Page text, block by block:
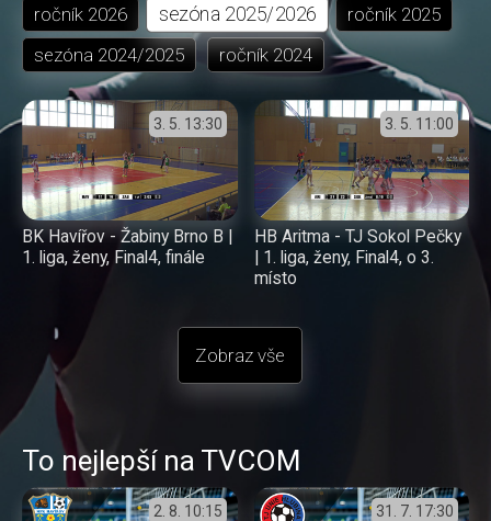
ročník 2026 sezóna 2025/2026 ročník 2025
sezóna 2024/2025 ročník2024
3. 5. 13:30
BK Havířov - Žabiny Brno B |
1. liga, ženy, Final4, finále
3. 5. 11:00
HB Aritma - TJ Sokol Pečky
| 1. liga, ženy, Final4, o 3.
místo
Zobraz vše
To nejlepší na TVCOM
2. 8. 10:15 31. 7. 17:30